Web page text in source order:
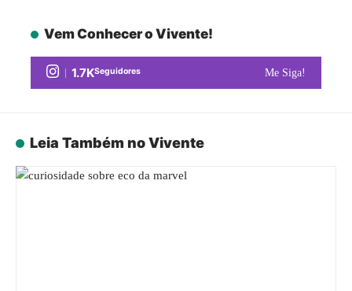
Vem Conhecer o Vivente!
1.7KSeguidores Me Siga!
Leia Também no Vivente